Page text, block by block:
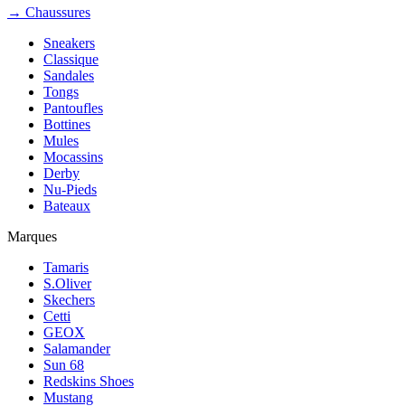
→ Chaussures
Sneakers
Classique
Sandales
Tongs
Pantoufles
Bottines
Mules
Mocassins
Derby
Nu-Pieds
Bateaux
Marques
Tamaris
S.Oliver
Skechers
Cetti
GEOX
Salamander
Sun 68
Redskins Shoes
Mustang